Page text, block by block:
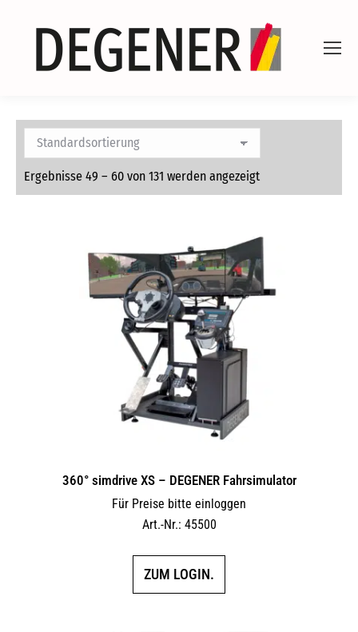
Ergebnisse 49 – 60 von 131 werden angezeigt
360° simdrive XS – DEGENER Fahrsimulator
Für Preise bitte einloggen
Art.-Nr.: 45500
ZUM LOGIN.